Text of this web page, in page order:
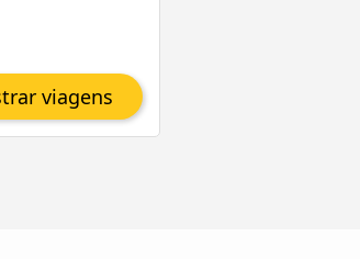
viagens